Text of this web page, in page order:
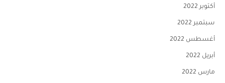
أكتوبر 2022
سبتمبر 2022
أغسطس 2022
أبريل 2022
مارس 2022